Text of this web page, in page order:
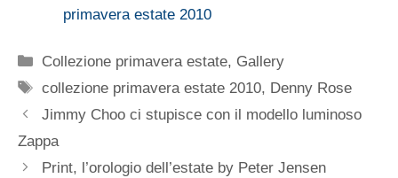
primavera estate 2010
Categorie
Collezione primavera estate, Gallery
Tag
collezione primavera estate 2010, Denny Rose
Jimmy Choo ci stupisce con il modello luminoso
Zappa
Print, l’orologio dell’estate by Peter Jensen